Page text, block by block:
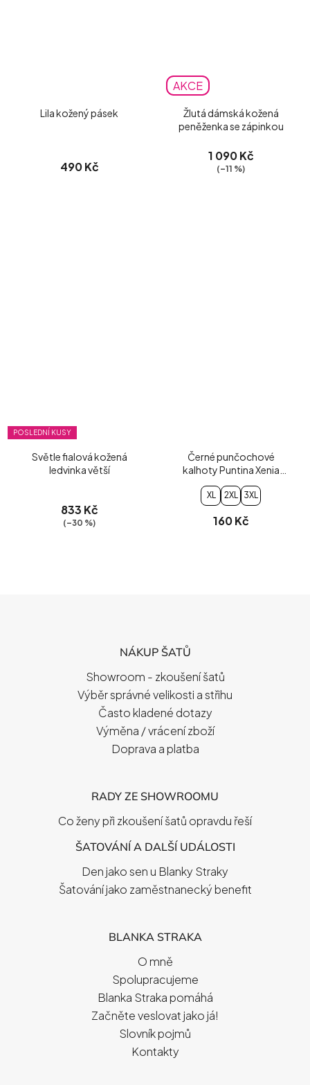
Lila kožený pásek
490 Kč
AKCE
Žlutá dámská kožená
peněženka se zápinkou
1 090 Kč
(–11 %)
POSLEDNÍ KUSY
Světle fialová kožená
ledvinka větší
833 Kč
(–30 %)
Černé punčochové
kalhoty Puntina Xenia
XL 2XL 3XL
160 Kč
NÁKUP ŠATŮ
Showroom - zkoušení šatů
Výběr správné velikosti a střihu
Často kladené dotazy
Výměna / vrácení zboží
Doprava a platba
RADY ZE SHOWROOMU
Co ženy při zkoušení šatů opravdu řeší
ŠATOVÁNÍ A DALŠÍ UDÁLOSTI
Den jako sen u Blanky Straky
Šatování jako zaměstnanecký benefit
BLANKA STRAKA
O mně
Spolupracujeme
Blanka Straka pomáhá
Začněte veslovat jako já!
Slovník pojmů
Kontakty